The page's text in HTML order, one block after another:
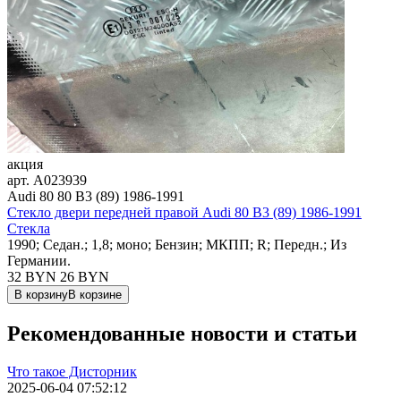
акция
арт. A023939
Audi 80 80 B3 (89) 1986-1991
Стекло двери передней правой Audi 80 B3 (89) 1986-1991
Стекла
1990; Седан.; 1,8; моно; Бензин; МКПП; R; Передн.; Из
Германии.
32 BYN 26 BYN
В корзинуВ корзине
Рекомендованные новости и статьи
Что такое Дисторник
2025-06-04 07:52:12